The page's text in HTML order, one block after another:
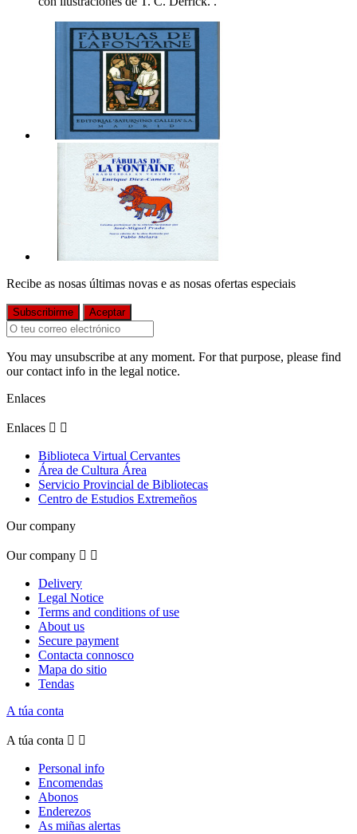
Recibe as nosas últimas novas e as nosas ofertas especiais
You may unsubscribe at any moment. For that purpose, please find
our contact info in the legal notice.
Enlaces
Enlaces  
Biblioteca Virtual Cervantes
Área de Cultura Área
Servicio Provincial de Bibliotecas
Centro de Estudios Extremeños
Our company
Our company  
Delivery
Legal Notice
Terms and conditions of use
About us
Secure payment
Contacta connosco
Mapa do sitio
Tendas
A túa conta
A túa conta  
Personal info
Encomendas
Abonos
Enderezos
As miñas alertas